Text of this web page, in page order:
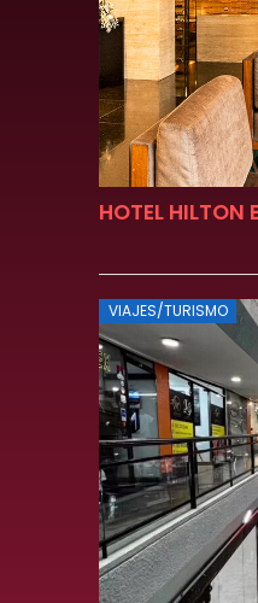
HOTEL HILTON
VIAJES/TURISMO